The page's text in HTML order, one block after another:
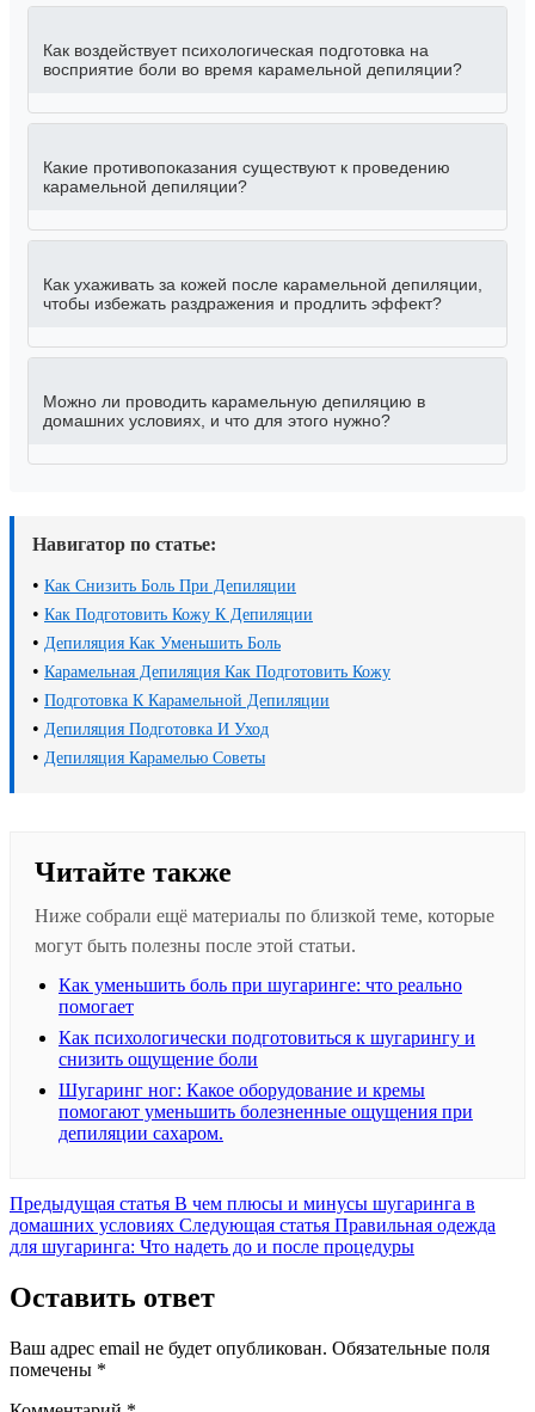
Как воздействует психологическая подготовка на
восприятие боли во время карамельной депиляции?
Какие противопоказания существуют к проведению
карамельной депиляции?
Как ухаживать за кожей после карамельной депиляции,
чтобы избежать раздражения и продлить эффект?
Можно ли проводить карамельную депиляцию в
домашних условиях, и что для этого нужно?
Навигатор по статье:
• Как Снизить Боль При Депиляции
• Как Подготовить Кожу К Депиляции
• Депиляция Как Уменьшить Боль
• Карамельная Депиляция Как Подготовить Кожу
• Подготовка К Карамельной Депиляции
• Депиляция Подготовка И Уход
• Депиляция Карамелью Советы
Читайте также
Ниже собрали ещё материалы по близкой теме, которые
могут быть полезны после этой статьи.
Как уменьшить боль при шугаринге: что реально
помогает
Как психологически подготовиться к шугарингу и
снизить ощущение боли
Шугаринг ног: Какое оборудование и кремы
помогают уменьшить болезненные ощущения при
депиляции сахаром.
Предыдущая статья Предыдущая
запись:
В чем плюсы и минусы шугаринга в
домашних условиях Следующая статья Следующая
запись:
Правильная одежда
для шугаринга: Что надеть до и после процедуры
Оставить ответ
Ваш адрес email не будет опубликован. Обязательные поля
помечены *